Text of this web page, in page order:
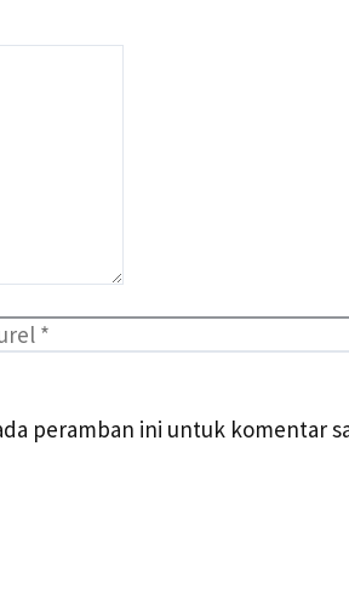
peramban ini untuk komentar